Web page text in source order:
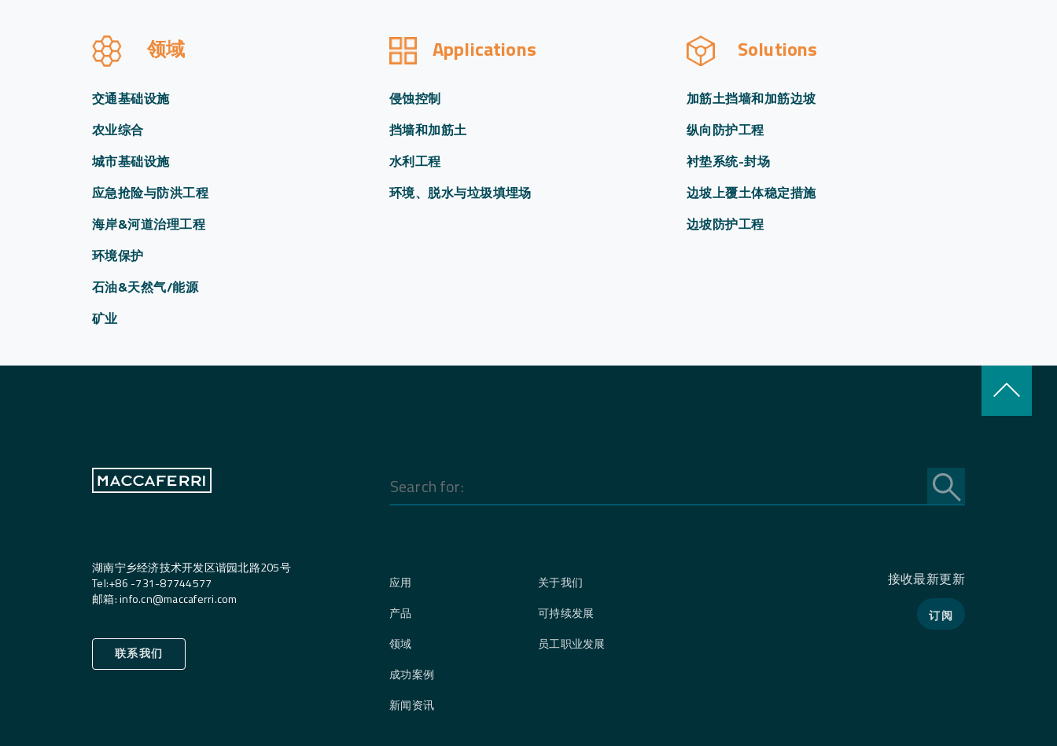
领域
交通基础设施
农业综合
城市基础设施
应急抢险与防洪工程
海岸&河道治理工程
环境保护
石油&天然气/能源
矿业
Applications
侵蚀控制
挡墙和加筋土
水利工程
环境、脱水与垃圾填埋场
Solutions
加筋土挡墙和加筋边坡
纵向防护工程
衬垫系统-封场
边坡上覆土体稳定措施
边坡防护工程
keyboard_arrow_up
湖南宁乡经济技术开发区谐园北路205号
Tel:+86 -731-87744577
邮箱:info.cn@maccaferri.com
联系我们
for:
应用
产品
领域
成功案例
新闻资讯
关于我们
可持续发展
员工职业发展
接收最新更新
订阅